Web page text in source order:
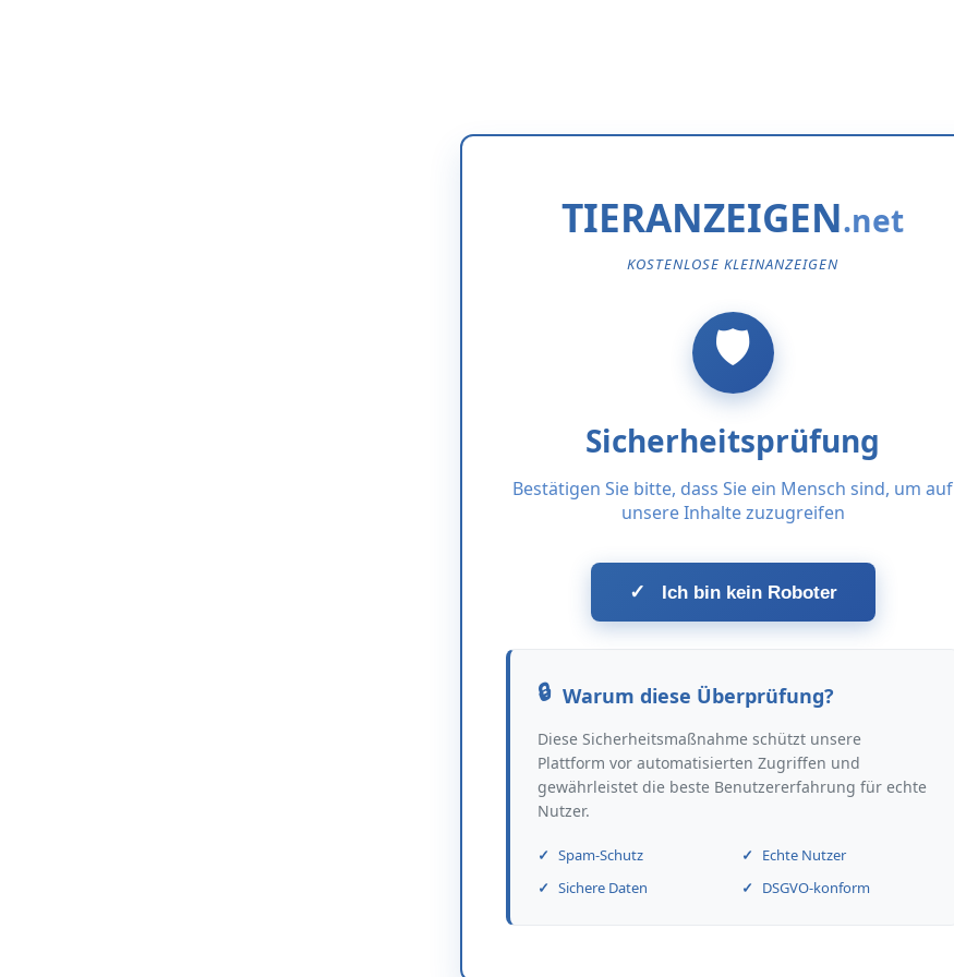
TIERANZEIGEN
KOSTENLOSE KLEINANZEIGEN
Sicherheitsprüfung
Bestätigen Sie bitte, dass Sie ein Mensch sind, um auf
unsere Inhalte zuzugreifen
✓ Ich bin kein Roboter
Warum diese Überprüfung?
Diese Sicherheitsmaßnahme schützt unsere
Plattform vor automatisierten Zugriffen und
gewährleistet die beste Benutzererfahrung für echte
Nutzer.
Spam-Schutz
Echte Nutzer
Sichere Daten
DSGVO-konform